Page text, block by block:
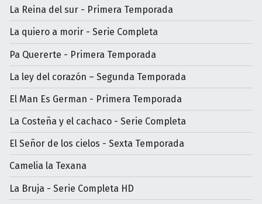
La Reina del sur - Primera Temporada
La quiero a morir - Serie Completa
Pa Quererte - Primera Temporada
La ley del corazón – Segunda Temporada
El Man Es German - Primera Temporada
La Costeña y el cachaco - Serie Completa
El Señor de los cielos - Sexta Temporada
Camelia la Texana
La Bruja - Serie Completa HD